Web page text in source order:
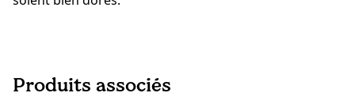
Produits associés